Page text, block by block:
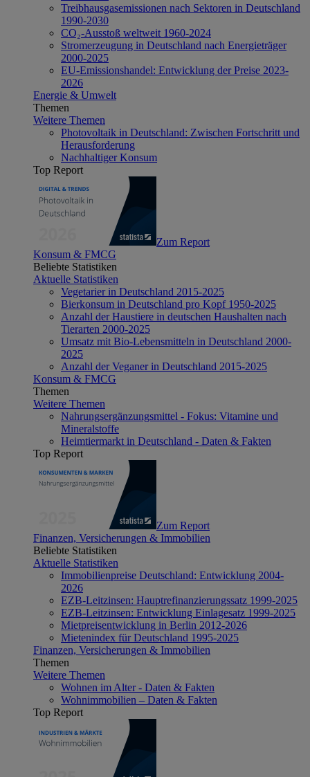
Treibhausgasemissionen nach Sektoren in Deutschland
1990-2030
CO₂-Ausstoß weltweit 1960-2024
Stromerzeugung in Deutschland nach Energieträger
2000-2025
EU-Emissionshandel: Entwicklung der Preise 2023-
2026
Energie & Umwelt
Themen
Weitere Themen
Photovoltaik in Deutschland: Zwischen Fortschritt und
Herausforderung
Nachhaltiger Konsum
Top Report
Zum Report
Konsum & FMCG
Beliebte Statistiken
Aktuelle Statistiken
Vegetarier in Deutschland 2015-2025
Bierkonsum in Deutschland pro Kopf 1950-2025
Anzahl der Haustiere in deutschen Haushalten nach
Tierarten 2000-2025
Umsatz mit Bio-Lebensmitteln in Deutschland 2000-
2025
Anzahl der Veganer in Deutschland 2015-2025
Konsum & FMCG
Themen
Weitere Themen
Nahrungsergänzungsmittel - Fokus: Vitamine und
Mineralstoffe
Heimtiermarkt in Deutschland - Daten & Fakten
Top Report
Zum Report
Finanzen, Versicherungen & Immobilien
Beliebte Statistiken
Aktuelle Statistiken
Immobilienpreise Deutschland: Entwicklung 2004-
2026
EZB-Leitzinsen: Hauptrefinanzierungssatz 1999-2025
EZB-Leitzinsen: Entwicklung Einlagesatz 1999-2025
Mietpreisentwicklung in Berlin 2012-2026
Mietenindex für Deutschland 1995-2025
Finanzen, Versicherungen & Immobilien
Themen
Weitere Themen
Wohnen im Alter - Daten & Fakten
Wohnimmobilien – Daten & Fakten
Top Report